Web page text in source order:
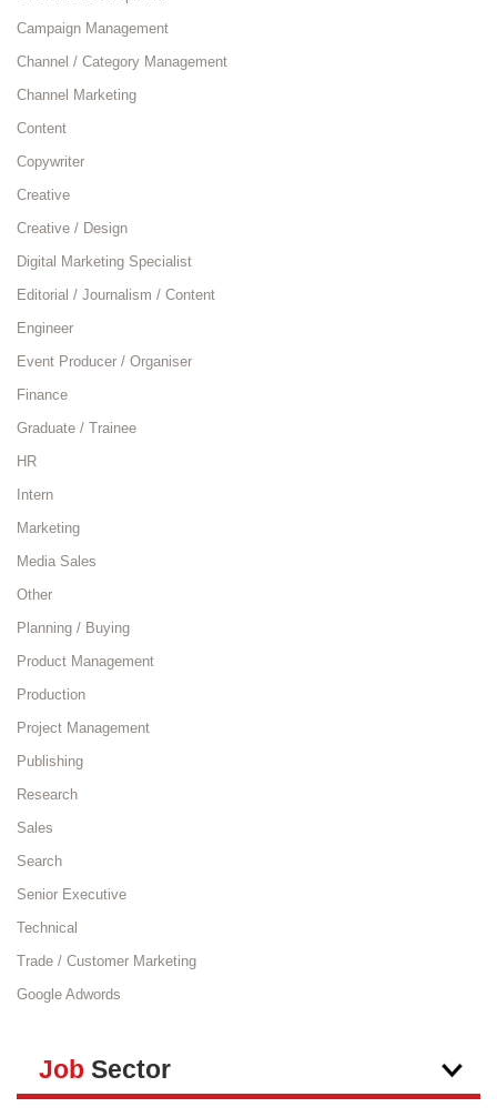
Campaign Management
Channel / Category Management
Channel Marketing
Content
Copywriter
Creative
Creative / Design
Digital Marketing Specialist
Editorial / Journalism / Content
Engineer
Event Producer / Organiser
Finance
Graduate / Trainee
HR
Intern
Marketing
Media Sales
Other
Planning / Buying
Product Management
Production
Project Management
Publishing
Research
Sales
Search
Senior Executive
Technical
Trade / Customer Marketing
Google Adwords
Job Sector